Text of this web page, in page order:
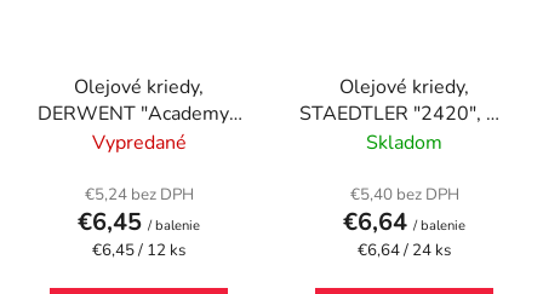
Olejové kriedy,
DERWENT "Academy",
12 rôznych farieb
Vypredané
€5,24 bez DPH
€6,45 / balenie
Jednotková
€6,45 / 12 ks
Olejové kriedy,
STAEDTLER "2420", 24
rôznych farieb
Skladom
€5,40 bez DPH
€6,64 / balenie
Jednotková
€6,64 / 24 ks